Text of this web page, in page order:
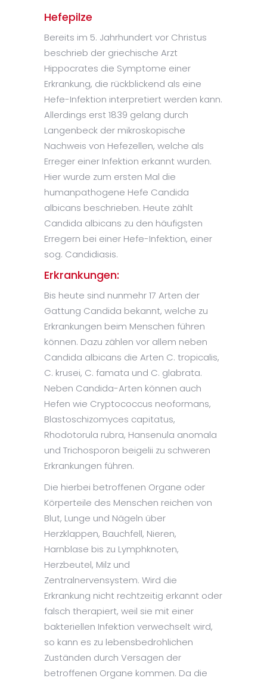
Hefepilze
Bereits im 5. Jahrhundert vor Christus
beschrieb der griechische Arzt
Hippocrates die Symptome einer
Erkrankung, die rückblickend als eine
Hefe-Infektion interpretiert werden kann.
Allerdings erst 1839 gelang durch
Langenbeck der mikroskopische
Nachweis von Hefezellen, welche als
Erreger einer Infektion erkannt wurden.
Hier wurde zum ersten Mal die
humanpathogene Hefe Candida
albicans beschrieben. Heute zählt
Candida albicans zu den häufigsten
Erregern bei einer Hefe-Infektion, einer
sog. Candidiasis.
Erkrankungen:
Bis heute sind nunmehr 17 Arten der
Gattung Candida bekannt, welche zu
Erkrankungen beim Menschen führen
können. Dazu zählen vor allem neben
Candida albicans die Arten C. tropicalis,
C. krusei, C. famata und C. glabrata.
Neben Candida-Arten können auch
Hefen wie Cryptococcus neoformans,
Blastoschizomyces capitatus,
Rhodotorula rubra, Hansenula anomala
und Trichosporon beigelii zu schweren
Erkrankungen führen.
Die hierbei betroffenen Organe oder
Körperteile des Menschen reichen von
Blut, Lunge und Nägeln über
Herzklappen, Bauchfell, Nieren,
Harnblase bis zu Lymphknoten,
Herzbeutel, Milz und
Zentralnervensystem. Wird die
Erkrankung nicht rechtzeitig erkannt oder
falsch therapiert, weil sie mit einer
bakteriellen Infektion verwechselt wird,
so kann es zu lebensbedrohlichen
Zuständen durch Versagen der
betroffenen Organe kommen. Da die